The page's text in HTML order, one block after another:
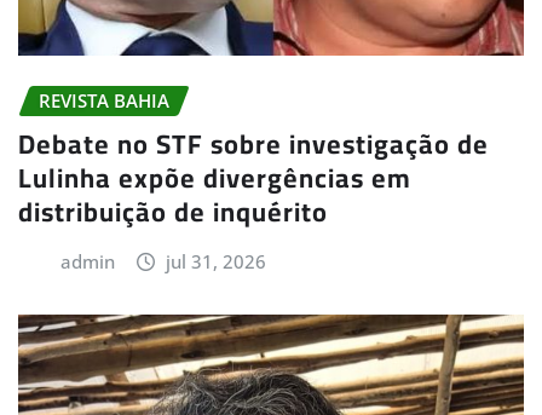
REVISTA BAHIA
Debate no STF sobre investigação de
Lulinha expõe divergências em
distribuição de inquérito
admin jul 31, 2026